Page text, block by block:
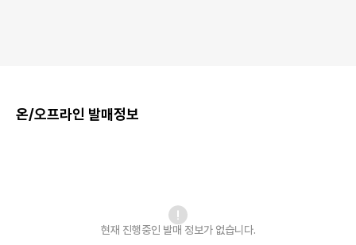
온/오프라인 발매정보
현재 진행중인 발매 정보가 없습니다.